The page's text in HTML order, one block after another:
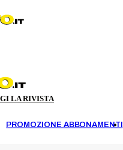
LA RIVISTA
PROMOZIONE ABBONAMENTI